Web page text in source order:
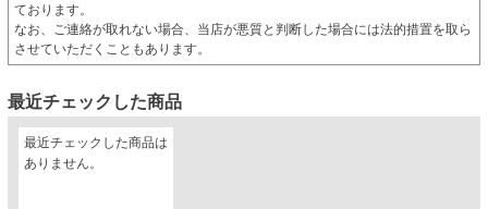
ております。
なお、ご連絡が取れない場合、当店が悪質と判断した場合には法的措置を取ら
させていただくこともあります。
最近チェックした商品
最近チェックした商品は
ありません。